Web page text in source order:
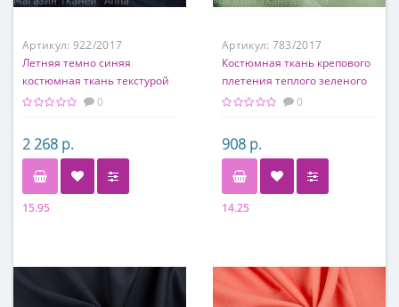
Артикул: 922/2017
Летняя темно синяя
костюмная ткань текстурой
рогожка
0
2 268 р.
15.95
Артикул: 783/2017
Костюмная ткань крепового
плетения теплого зеленого
оттенка
0
908 р.
14.25